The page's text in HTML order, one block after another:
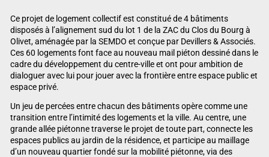
Ce projet de logement collectif est constitué de 4 bâtiments
disposés à l’alignement sud du lot 1 de la ZAC du Clos du Bourg à
Olivet, aménagée par la SEMDO et conçue par Devillers & Associés.
Ces 60 logements font face au nouveau mail piéton dessiné dans le
cadre du développement du centre-ville et ont pour ambition de
dialoguer avec lui pour jouer avec la frontière entre espace public et
espace privé.
Un jeu de percées entre chacun des bâtiments opère comme une
transition entre l’intimité des logements et la ville. Au centre, une
grande allée piétonne traverse le projet de toute part, connecte les
espaces publics au jardin de la résidence, et participe au maillage
d’un nouveau quartier fondé sur la mobilité piétonne, via des